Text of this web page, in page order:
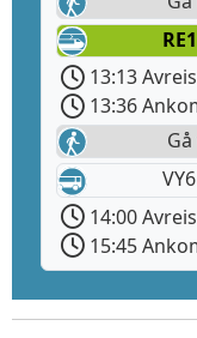
13:13
13:36
14:00
15:45